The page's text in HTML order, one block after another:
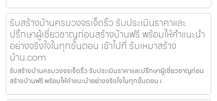
รับสร้างบ้านครบวงจรเจ็ดริ้ว รับประเมินราคาและ
ปรึกษาผู้เชี่ยวชาญก่อนสร้างบ้านฟรี พร้อมให้คำแนะนำ
อย่างจริงใจในทุกขั้นตอน เข้าไปที่ รับเหมาสร้าง
บ้าน.com
รับสร้างบ้านครบวงจรเจ็ดริ้ว รับประเมินราคาและปรึกษาผู้เชี่ยวชาญก่อน
สร้างบ้านฟรี พร้อมให้คำแนะนำอย่างจริงใจในทุกขั้นตอน เ